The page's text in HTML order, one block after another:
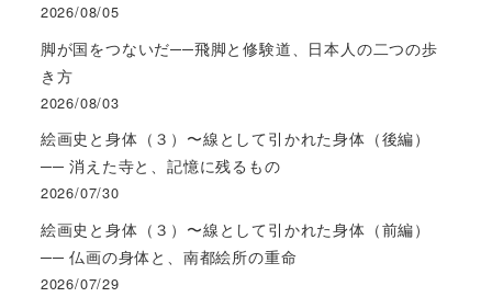
2026/08/05
脚が国をつないだ──飛脚と修験道、日本人の二つの歩
き方
2026/08/03
絵画史と身体（３）〜線として引かれた身体（後編）
── 消えた寺と、記憶に残るもの
2026/07/30
絵画史と身体（３）〜線として引かれた身体（前編）
── 仏画の身体と、南都絵所の重命
2026/07/29